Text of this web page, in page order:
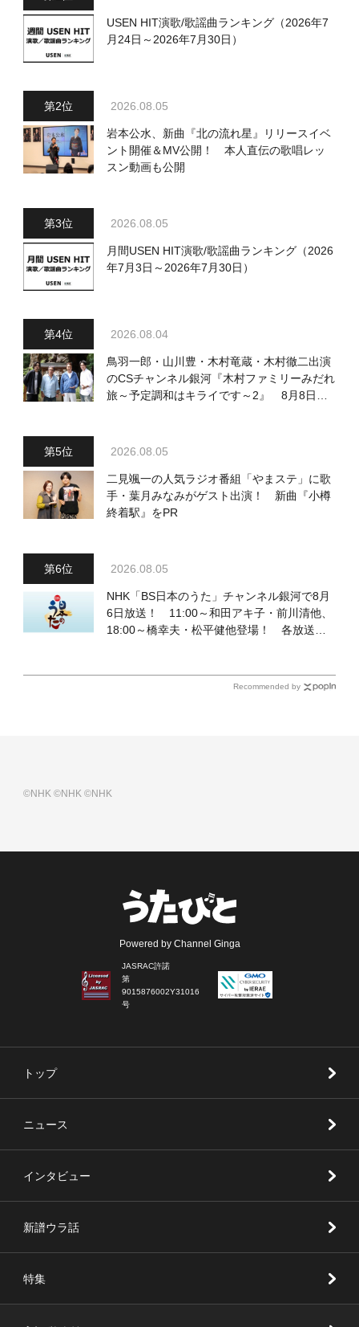
USEN HIT演歌/歌謡曲ランキング（2026年7
月24日～2026年7月30日）
2026.08.05
岩本公水、新曲『北の流れ星』リリースイベ
ント開催＆MV公開！ 本人直伝の歌唱レッ
スン動画も公開
2026.08.05
月間USEN HIT演歌/歌謡曲ランキング（2026
年7月3日～2026年7月30日）
2026.08.04
鳥羽一郎・山川豊・木村竜蔵・木村徹二出演
のCSチャンネル銀河『木村ファミリーみだれ
旅～予定調和はキライです～2』 8月8日
2026.08.05
二見颯一の人気ラジオ番組「やまステ」に歌
手・葉月みなみがゲスト出演！ 新曲『小樽
終着駅』をPR
2026.08.05
NHK「BS日本のうた」チャンネル銀河で8月
6日放送！ 11:00～和田アキ子・前川清他、
18:00～橋幸夫・松平健他登場！ 各放送回
Recommended by
©NHK©NHK©NHK
Powered by Channel Ginga
JASRAC許諾
第
9015876002Y31016
号
トップ
ニュース
インタビュー
新譜ウラ話
特集